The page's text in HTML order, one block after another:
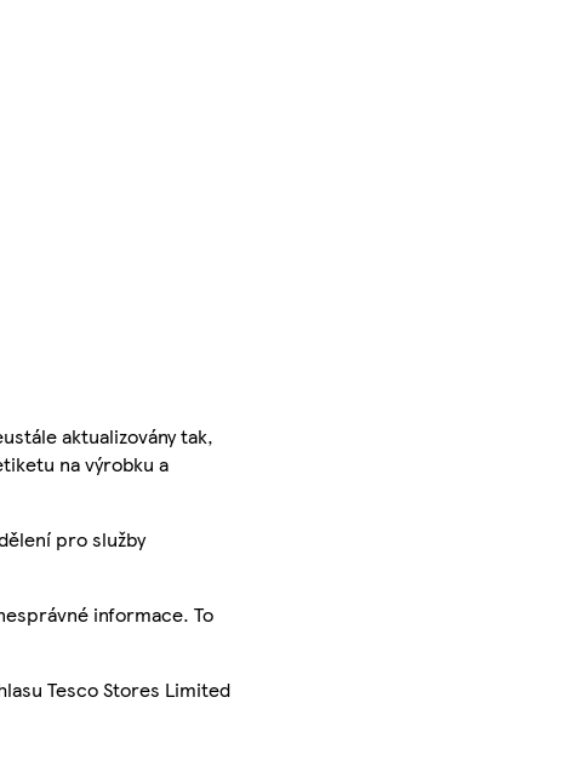
aktualizovány tak,
na výrobku a
pro služby
informace. To
Tesco Stores Limited